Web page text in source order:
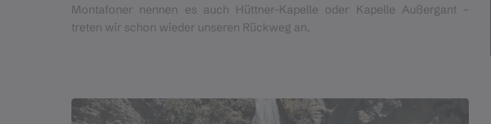
Montafoner nennen es auch Hüttner-Kapelle oder Kapelle Außergant –
treten wir schon wieder unseren Rückweg an.